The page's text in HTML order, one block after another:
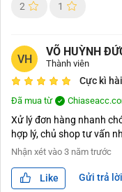
2 1
VH
VÕ HUỲNH
Thành viên
Cực kì
Đã mua từ
Xử lý đơn hàng nhanh
hợp lý, chủ shop tư vấn
Nhận xét vào 3 năm trước
Like Gửi trả lời